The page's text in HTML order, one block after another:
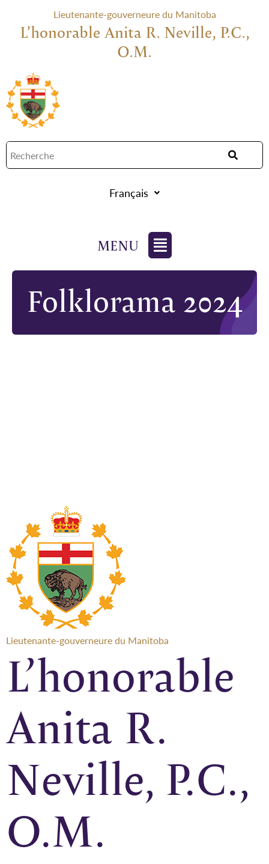
Lieutenante-gouverneure du Manitoba
L’honorable Anita R. Neville, P.C.,
O.M.
Français
Folklorama 2024
Lieutenante-gouverneure du Manitoba
L’honorable
Anita R.
Neville, P.C.,
O.M.